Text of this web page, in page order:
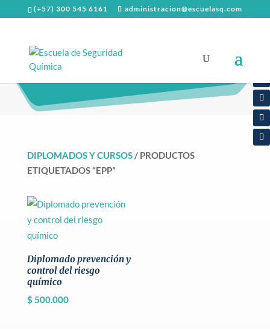
(+57) 300 545 6161 administracion@escuelasq.com
EPP
DIPLOMADOS Y CURSOS/ PRODUCTOS
ETIQUETADOS “EPP”
Diplomado prevención y
control del riesgo
químico
$ 500.000